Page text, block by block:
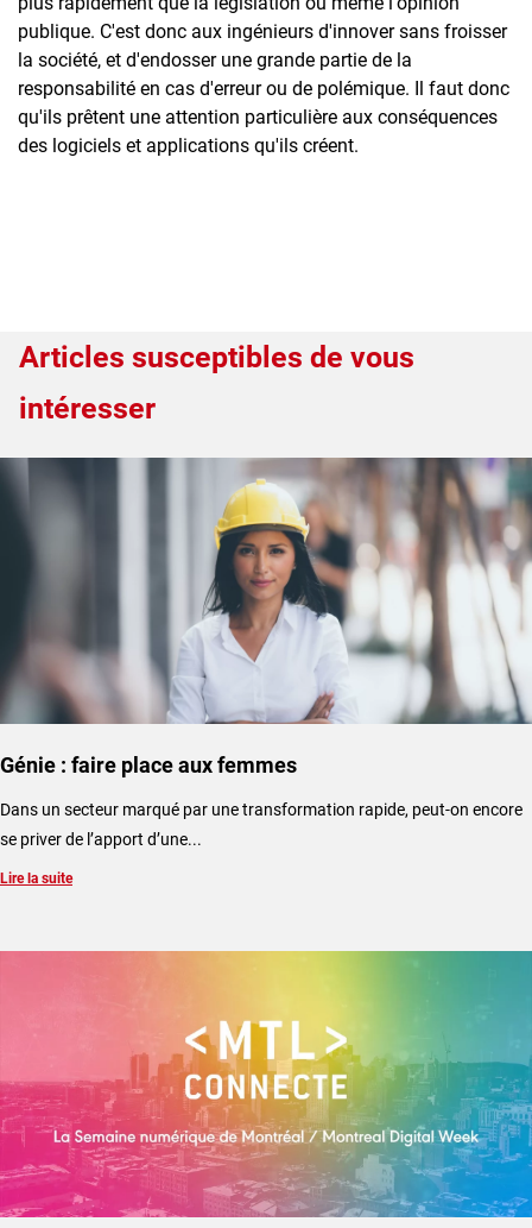
publique. C'est donc aux ingénieurs d'innover sans froisser
la société, et d'endosser une grande partie de la
responsabilité en cas d'erreur ou de polémique. Il faut donc
qu'ils prêtent une attention particulière aux conséquences
des logiciels et applications qu'ils créent.
Articles susceptibles de vous
intéresser
Génie : faire place aux femmes
Dans un secteur marqué par une transformation rapide, peut-on encore
se priver de l’apport d’une...
Lire la suite